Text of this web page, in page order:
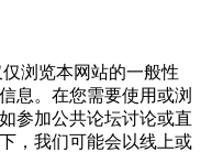
浏览本网站的一般性
息。在您需要使用或浏
参加公共论坛讨论或直
，我们可能会以线上或